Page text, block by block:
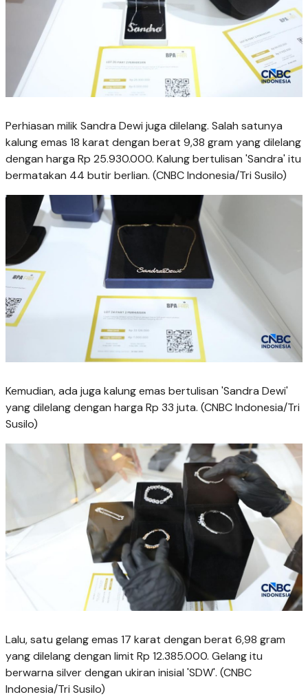
Perhiasan milik Sandra Dewi juga dilelang. Salah satunya
kalung emas 18 karat dengan berat 9,38 gram yang dilelang
dengan harga Rp 25.930.000. Kalung bertulisan 'Sandra' itu
bermatakan 44 butir berlian. (CNBC Indonesia/Tri Susilo)
Kemudian, ada juga kalung emas bertulisan 'Sandra Dewi'
yang dilelang dengan harga Rp 33 juta. (CNBC Indonesia/Tri
Susilo)
Lalu, satu gelang emas 17 karat dengan berat 6,98 gram
yang dilelang dengan limit Rp 12.385.000. Gelang itu
berwarna silver dengan ukiran inisial 'SDW'. (CNBC
Indonesia/Tri Susilo)